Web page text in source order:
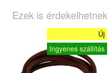
Ezek is érdekelhetnek
Új
Ingyenes szállítás